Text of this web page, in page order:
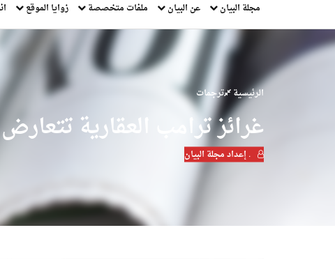
مجلة البيان عن البيان ملفات متخصصة زوايا الموقع
الرئيسية ترجمات
غرائز ترامب العقارية
. إعداد مجلة البيان